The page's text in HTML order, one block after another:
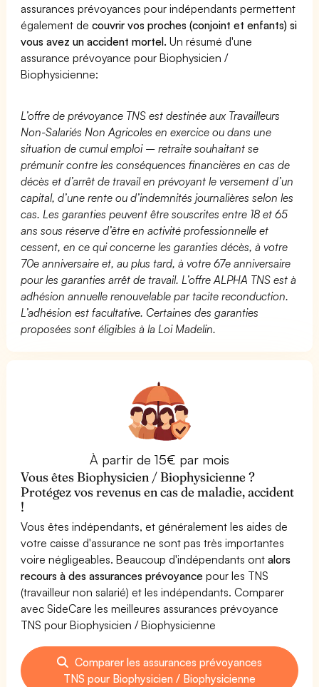
assurances prévoyances pour indépendants permettent
également decouvrir vos proches (conjoint et enfants) si
vous avez un accident mortel. Un résumé d'une
assurance prévoyance pour Biophysicien /
Biophysicienne:
L’offre de prévoyance TNS est destinée aux Travailleurs
Non-Salariés Non Agricoles en exercice ou dans une
situation de cumul emploi – retraite souhaitant se
prémunir contre les conséquences financières en cas de
décès et d’arrêt de travail en prévoyant le versement d’un
capital, d’une rente ou d’indemnités journalières selon les
cas. Les garanties peuvent être souscrites entre 18 et 65
ans sous réserve d’être en activité professionnelle et
cessent, en ce qui concerne les garanties décès, à votre
70e anniversaire et, au plus tard, à votre 67e anniversaire
pour les garanties arrêt de travail. L’offre ALPHA TNS est à
adhésion annuelle renouvelable par tacite reconduction.
L’adhésion est facultative. Certaines des garanties
proposées sont éligibles à la Loi Madelin.
À partir de 15€ par mois
Vous êtes Biophysicien / Biophysicienne ?
Protégez vos revenus en cas de maladie, accident
!
Vous êtes indépendants, et généralement les aides de
votre caisse d'assurance ne sont pas très importantes
voire négligeables. Beaucoup d'indépendants ontalors
recours à des assurances prévoyance pour les TNS
(travailleur non salarié) et les indépendants. Comparer
avec SideCare les meilleures assurances prévoyance
TNS pour Biophysicien / Biophysicienne
Comparer les assurances prévoyances
TNS pour Biophysicien / Biophysicienne